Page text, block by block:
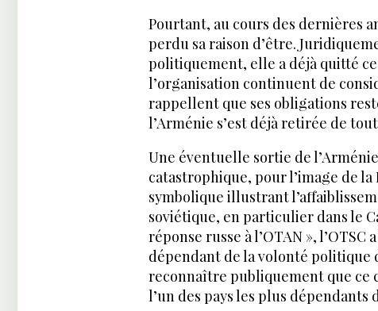
Pourtant, au cours des dernières
perdu sa raison d’être.
politiquement, elle a déjà quitté
l’organisation continuent de
rappellent que ses obligations
l’Arménie s’est déjà retirée de
Une éventuelle sortie de
catastrophique, pour l’image de
symbolique illustrant
soviétique, en particulier dans le
réponse russe à l’OTAN »,
dépendant de la volonté politique
reconnaître publiquement que ce
l’un des pays les plus